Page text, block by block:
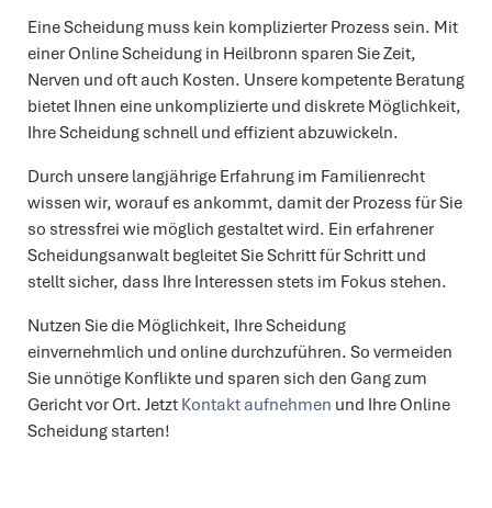
Eine Scheidung muss kein komplizierter Prozess sein. Mit
einer Online Scheidung in Heilbronn sparen Sie Zeit,
Nerven und oft auch Kosten. Unsere kompetente Beratung
bietet Ihnen eine unkomplizierte und diskrete Möglichkeit,
Ihre Scheidung schnell und effizient abzuwickeln.
Durch unsere langjährige Erfahrung im Familienrecht
wissen wir, worauf es ankommt, damit der Prozess für Sie
so stressfrei wie möglich gestaltet wird. Ein erfahrener
Scheidungsanwalt begleitet Sie Schritt für Schritt und
stellt sicher, dass Ihre Interessen stets im Fokus stehen.
Nutzen Sie die Möglichkeit, Ihre Scheidung
einvernehmlich und online durchzuführen. So vermeiden
Sie unnötige Konflikte und sparen sich den Gang zum
Gericht vor Ort. Jetzt Kontakt aufnehmen und Ihre Online
Scheidung starten!